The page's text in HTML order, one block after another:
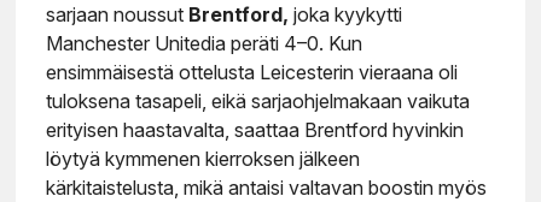
sarjaan noussut Brentford,joka kyykytti
Manchester Unitedia peräti 4–0. Kun
ensimmäisestä ottelusta Leicesterin vieraana oli
tuloksena tasapeli, eikä sarjaohjelmakaan vaikuta
erityisen haastavalta, saattaa Brentford hyvinkin
löytyä kymmenen kierroksen jälkeen
kärkitaistelusta, mikä antaisi valtavan boostin myös